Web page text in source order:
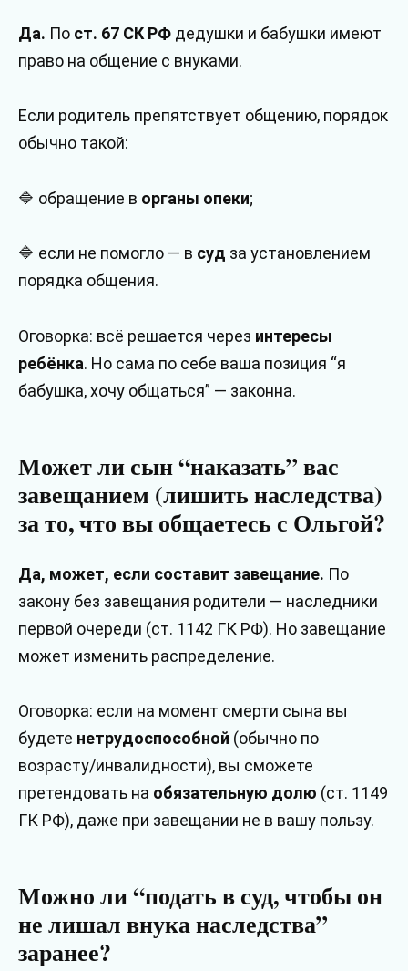
Да. По ст. 67 СК РФ дедушки и бабушки имеют
право на общение с внуками.
Если родитель препятствует общению, порядок
обычно такой:
🔷 обращение в органы опеки;
🔷 если не помогло — в суд за установлением
порядка общения.
Оговорка: всё решается через интересы
ребёнка. Но сама по себе ваша позиция “я
бабушка, хочу общаться” — законна.
Может ли сын “наказать” вас
завещанием (лишить наследства)
за то, что вы общаетесь с Ольгой?
Да, может, если составит завещание. По
закону без завещания родители — наследники
первой очереди (ст. 1142 ГК РФ). Но завещание
может изменить распределение.
Оговорка: если на момент смерти сына вы
будете нетрудоспособной (обычно по
возрасту/инвалидности), вы сможете
претендовать на обязательную долю (ст. 1149
ГК РФ), даже при завещании не в вашу пользу.
Можно ли “подать в суд, чтобы он
не лишал внука наследства”
заранее?